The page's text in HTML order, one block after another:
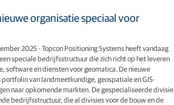
organisatie speciaal voor
2025 - Topcon Positioning Systems heeft vandaag
speciale bedrijfsstructuur die zich richt op het leveren
software en diensten voor geomatica. De nieuwe
van landmeetkundige, geospatiale en GIS-
naar opkomende markten. De gespecialiseerde divisie
bedrijfsstructuur, die al divisies voor de bouw en de